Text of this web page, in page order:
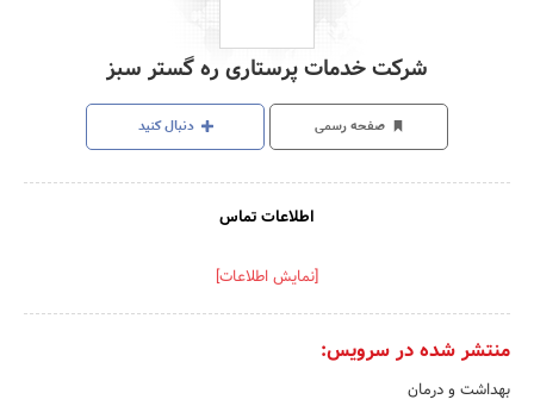
شرکت خدمات پرستاری ره گستر سبز
صفحه رسمی دنبال کنید
اطلاعات تماس
[نمایش اطلاعات]
منتشر شده در سرویس:
بهداشت و درمان